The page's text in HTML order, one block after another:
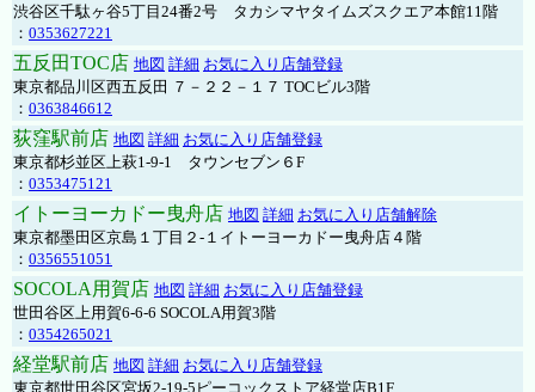
渋谷区千駄ヶ谷5丁目24番2号 タカシマヤタイムズスクエア本館11階
： 0353627221
五反田TOC店 地図 詳細 お気に入り店舗登録
東京都品川区西五反田 ７－２２－１７ TOCビル3階
： 0363846612
荻窪駅前店 地図 詳細 お気に入り店舗登録
東京都杉並区上萩1-9-1 タウンセブン６F
： 0353475121
イトーヨーカドー曳舟店 地図 詳細 お気に入り店舗解除
東京都墨田区京島１丁目２-１イトーヨーカドー曳舟店４階
： 0356551051
SOCOLA用賀店 地図 詳細 お気に入り店舗登録
世田谷区上用賀6-6-6 SOCOLA用賀3階
： 0354265021
経堂駅前店 地図 詳細 お気に入り店舗登録
東京都世田谷区宮坂2-19-5ピーコックストア経堂店B1F